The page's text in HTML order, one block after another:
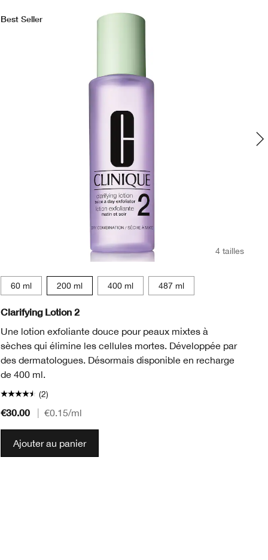
Best Seller
4 tailles
60 ml 200 ml 400 ml 487 ml
Clarifying Lotion 2
Une lotion exfoliante douce pour peaux mixtes à
sèches qui élimine les cellules mortes. Développée par
des dermatologues. Désormais disponible en recharge
de 400 ml.
(2)
€30.00 €0.15/ml
Ajouter au panier